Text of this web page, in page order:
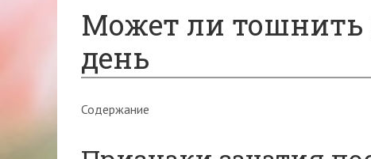
Может ли тошнить
день
Содержание